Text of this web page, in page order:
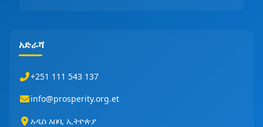
አድራሻ
+251 111 543 137
info@prosperity.org.et
አዲስ አበባ, ኢትዮጵያ